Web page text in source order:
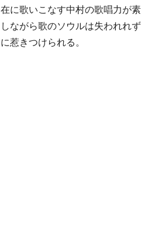
在に歌いこなす中村の歌唱力が
しながら歌のソウルは失われれ
に惹きつけられる。